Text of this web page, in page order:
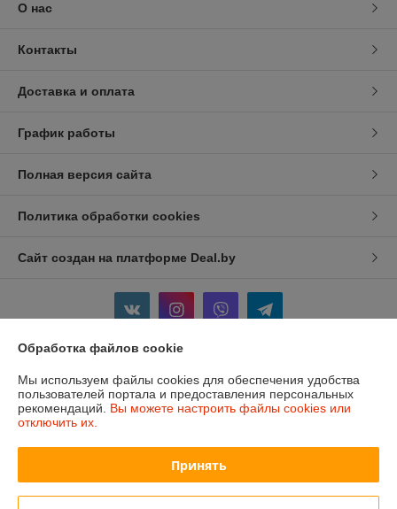
О нас
Контакты
Доставка и оплата
График работы
Полная версия сайта
Политика обработки cookies
Сайт создан на платформе Deal.by
Информация для покупателя
Индивидуальный предприниматель:ИП Изотов Алексей Олегович
Минск. Ул. Седых 36-25
Регистрационный номер ЕГР: 193806782
Регистрационный орган: Мингорисполком
Обработка файлов cookie
Мы используем файлы cookies для обеспечения удобства
пользователей портала и предоставления персональных
рекомендаций. Вы можете настроить файлы cookies или
отключить их.
Принять